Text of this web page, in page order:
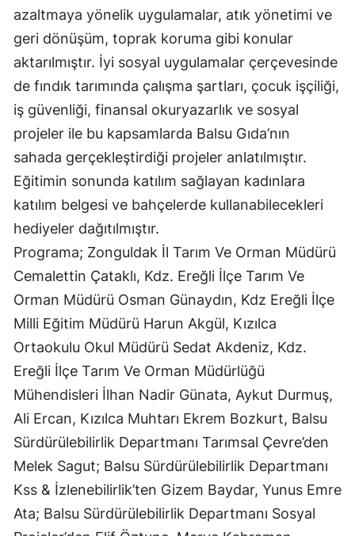
azaltmaya yönelik uygulamalar, atık yönetimi ve
geri dönüşüm, toprak koruma gibi konular
aktarılmıştır. İyi sosyal uygulamalar çerçevesinde
de fındık tarımında çalışma şartları, çocuk işçiliği,
iş güvenliği, finansal okuryazarlık ve sosyal
projeler ile bu kapsamlarda Balsu Gıda’nın
sahada gerçekleştirdiği projeler anlatılmıştır.
Eğitimin sonunda katılım sağlayan kadınlara
katılım belgesi ve bahçelerde kullanabilecekleri
hediyeler dağıtılmıştır.
Programa; Zonguldak İl Tarım Ve Orman Müdürü
Cemalettin Çataklı, Kdz. Ereğli İlçe Tarım Ve
Orman Müdürü Osman Günaydın, Kdz Ereğli İlçe
Milli Eğitim Müdürü Harun Akgül, Kızılca
Ortaokulu Okul Müdürü Sedat Akdeniz, Kdz.
Ereğli İlçe Tarım Ve Orman Müdürlüğü
Mühendisleri İlhan Nadir Günata, Aykut Durmuş,
Ali Ercan, Kızılca Muhtarı Ekrem Bozkurt, Balsu
Sürdürülebilirlik Departmanı Tarımsal Çevre’den
Melek Sagut; Balsu Sürdürülebilirlik Departmanı
Kss & İzlenebilirlik’ten Gizem Baydar, Yunus Emre
Ata; Balsu Sürdürülebilirlik Departmanı Sosyal